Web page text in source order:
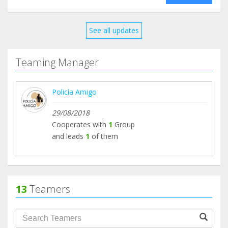
See all updates
Teaming Manager
Policía Amigo
29/08/2018
Cooperates with 1 Group
and leads 1 of them
13 Teamers
groupProfile.searchForm.search.text???